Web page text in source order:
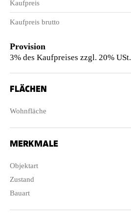
Kaufpreis
Kaufpreis brutto
Provision
3% des Kaufpreises zzgl. 20% USt.
FLÄCHEN
Wohnfläche
MERKMALE
Objektart
Zustand
Bauart